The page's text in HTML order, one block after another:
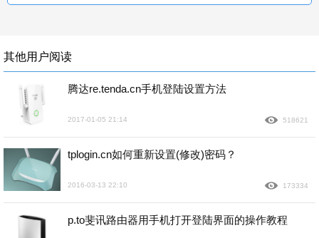
其他用户阅读
腾达re.tenda.cn手机登陆设置方法
2017-01-05 21:14 518621
tplogin.cn如何重新设置(修改)密码？
2016-03-13 22:10 173334
p.to斐讯路由器用手机打开登陆界面的操作教程